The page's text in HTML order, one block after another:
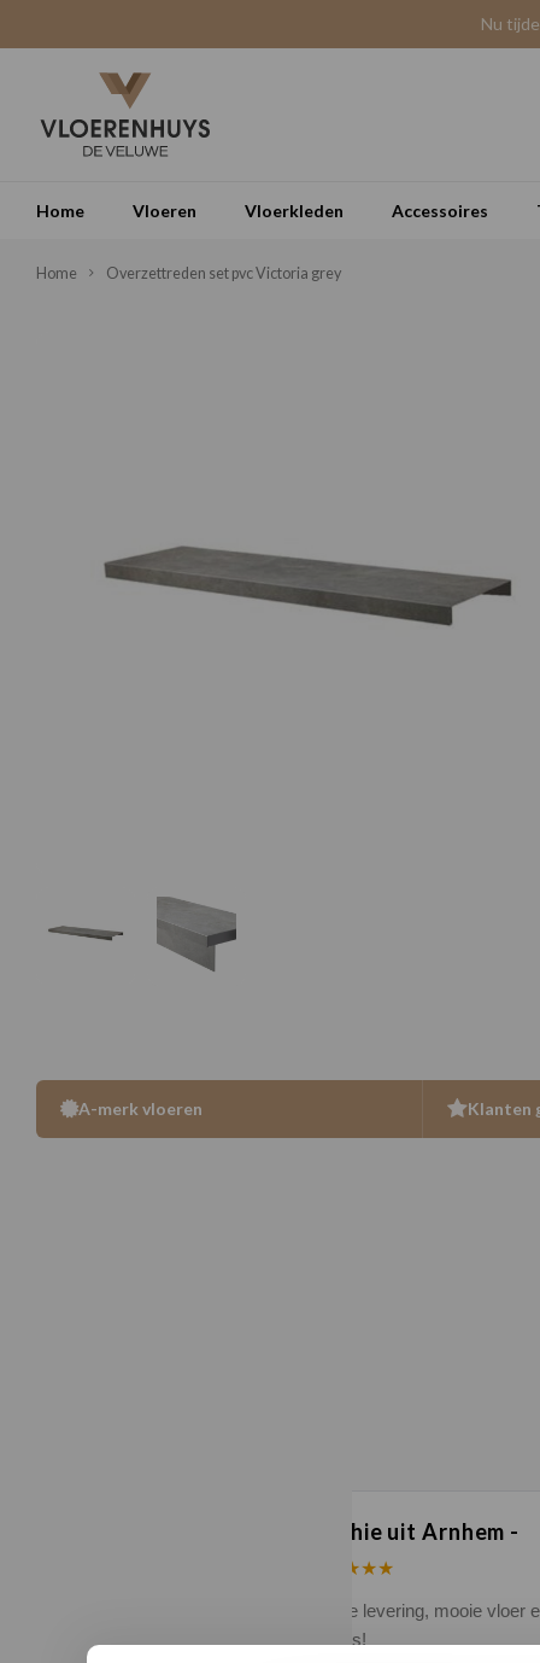
Nu
Home Vloeren Vloerkleden Accessoires
Home Overzettreden set pvc Victoria grey
A-merk vloeren Klanten
Sophie uit Arnhem -
★★★★★
Snelle levering, mooie vloer
advies!